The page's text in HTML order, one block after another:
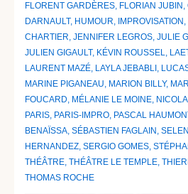
FLORENT GARDÈRES, FLORIAN JUBIN ,
DARNAULT, HUMOUR, IMPROVISATION ,
CHARTIER, JENNIFER LEGROS, JULIE
JULIEN GIGAULT, KÉVIN ROUSSEL,
LAURENT MAZÉ, LAYLA JEBABLI ,
MARINE PIGANEAU, MARION BILLY,
FOUCARD, MÉLANIE LE MOINE,
PARIS, PARIS-IMPRO, PASCAL
BENAÏSSA, SÉBASTIEN FAGLAIN ,
HERNANDEZ, SERGIO GOMES,
THÉÂTRE, THÉÂTRE LE TEMPLE,
THOMAS ROCHE